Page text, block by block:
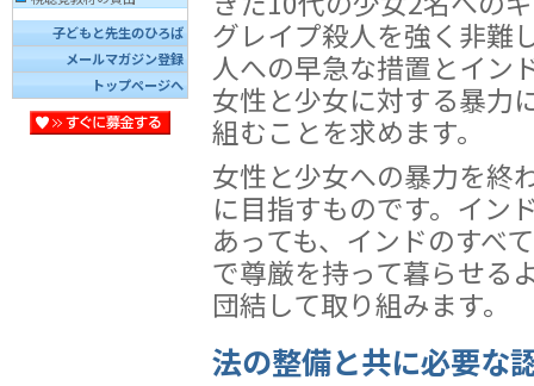
子どもと先生のひろば
メールマガジン登録
トップページへ
グレイプ殺人を強く非難
人への早急な措置とイン
女性と少女に対する暴力
組むことを求めます。
女性と少女への暴力を終
に目指すものです。イン
あっても、インドのすべ
で尊厳を持って暮らせる
団結して取り組みます。
法の整備と共に必要な